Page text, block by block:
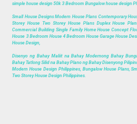
simple house design 50k 3 Bedroom Bungalow house design
Small House Designs Modern House Plans Contemporary
Storey House Two Storey House Plans Duplex House
Commercial Building Single Family Home House Concept
House 3 Bedroom House 4 Bedroom House Garage House
House Design,
Disenyo ng Bahay Maliit na Bahay Modernong Bahay
Bahay Tatlong Silid na Bahay Plano ng Bahay Disenyong
Modern House Design Philippines, Bungalow House Plans,
Two Storey House Design Philippines.